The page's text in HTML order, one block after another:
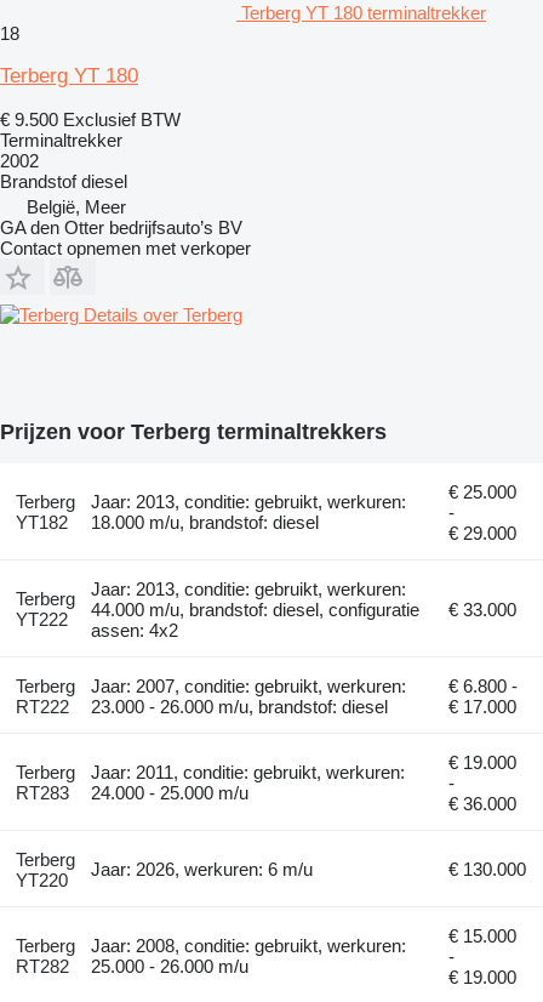
Terberg YT 180 terminaltrekker
18
Terberg YT 180
€ 9.500 Exclusief BTW
Terminaltrekker
2002
Brandstof diesel
België, Meer
GA den Otter bedrijfsauto’s BV
Contact opnemen met verkoper
Details over Terberg
Prijzen voor Terberg terminaltrekkers
Terberg
YT182
Jaar: 2013, conditie: gebruikt, werkuren:
18.000 m/u, brandstof: diesel
€ 25.000
-
€ 29.000
Terberg
YT222
Jaar: 2013, conditie: gebruikt, werkuren:
44.000 m/u, brandstof: diesel, configuratie
assen: 4x2
€ 33.000
Terberg
RT222
Jaar: 2007, conditie: gebruikt, werkuren:
23.000 - 26.000 m/u, brandstof: diesel
€ 6.800 -
€ 17.000
Terberg
RT283
Jaar: 2011, conditie: gebruikt, werkuren:
24.000 - 25.000 m/u
€ 19.000
-
€ 36.000
Terberg
YT220
Jaar: 2026, werkuren: 6 m/u € 130.000
Terberg
RT282
Jaar: 2008, conditie: gebruikt, werkuren:
25.000 - 26.000 m/u
€ 15.000
-
€ 19.000